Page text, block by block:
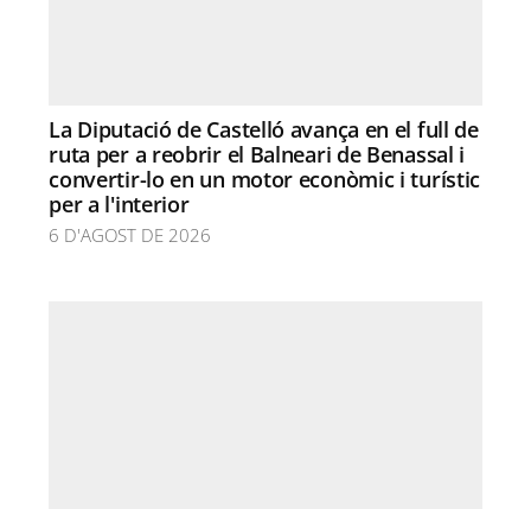
La Diputació de Castelló avança en el full de
ruta per a reobrir el Balneari de Benassal i
convertir-lo en un motor econòmic i turístic
per a l'interior
6 D'AGOST DE 2026